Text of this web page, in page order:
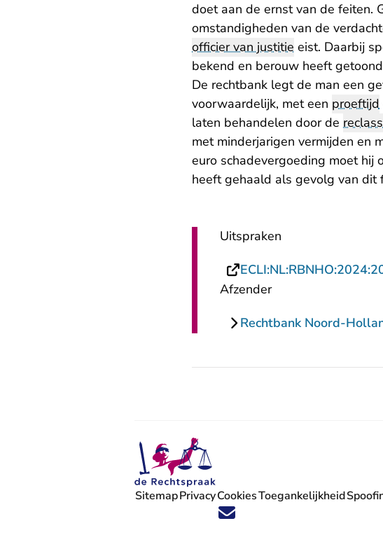
doet aan de ernst van de feiten.
omstandigheden van de
officier van justitie eist. Daarbij
bekend en berouw heeft
De rechtbank legt de man een
voorwaardelijk, met een proeftijd
laten behandelen door de
met minderjarigen vermijden en
euro schadevergoeding moet hij
heeft gehaald als gevolg van dit
Uitspraken
Afzender
Rechtbank Noord-
Volg ons op X (Twitter) - U verlaat Rechtspraak.nl
Volg ons op Facebook - U verlaat
Volg ons op Instagram - U verlaat
Volg ons op Youtube - U verlaat
Volg ons op LinkedIn - U verlaat
'Blijf op de hoogte' nieuwsbrief -
SitemapPrivacyCookiesToegankelijkheid